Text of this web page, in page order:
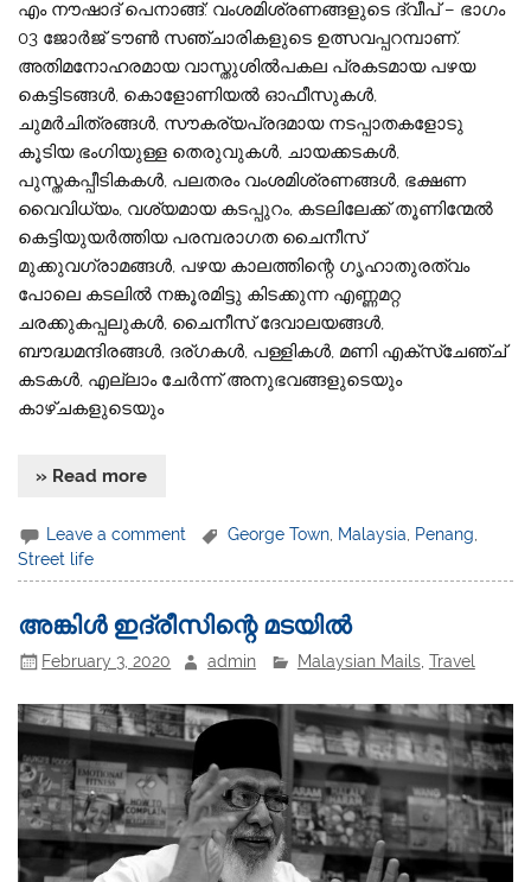
എം നൗഷാദ് പെനാങ്ങ്: വംശമിശ്രണങ്ങളുടെ ദ്വീപ് – ഭാഗം
03 ജോര്‍ജ് ടൗണ്‍ സഞ്ചാരികളുടെ ഉത്സവപ്പറമ്പാണ്.
അതിമനോഹരമായ വാസ്തുശില്‍പകല പ്രകടമായ പഴയ
കെട്ടിടങ്ങള്‍, കൊളോണിയല്‍ ഓഫീസുകള്‍,
ചുമര്‍ചിത്രങ്ങള്‍, സൗകര്യപ്രദമായ നടപ്പാതകളോടു
കൂടിയ ഭംഗിയുള്ള തെരുവുകള്‍, ചായക്കടകള്‍,
പുസ്തകപ്പീടികകള്‍, പലതരം വംശമിശ്രണങ്ങള്‍, ഭക്ഷണ
വൈവിധ്യം, വശ്യമായ കടപ്പുറം, കടലിലേക്ക് തൂണിന്മേല്‍
കെട്ടിയുയര്‍ത്തിയ പരമ്പരാഗത ചൈനീസ്
മുക്കുവഗ്രാമങ്ങള്‍, പഴയ കാലത്തിന്റെ ഗൃഹാതുരത്വം
പോലെ കടലില്‍ നങ്കൂരമിട്ടു കിടക്കുന്ന എണ്ണമറ്റ
ചരക്കുകപ്പലുകള്‍, ചൈനീസ് ദേവാലയങ്ങള്‍,
ബൗദ്ധമന്ദിരങ്ങള്‍, ദര്ഗകള്‍, പള്ളികള്‍, മണി എക്‌സ്‌ചേഞ്ച്
കടകള്‍, എല്ലാം ചേര്‍ന്ന് അനുഭവങ്ങളുടെയും
കാഴ്ചകളുടെയും
» Read more
Leave a comment George Town Malaysia Penang
Street life
അങ്കിൾ ഇദ്‌രീസിന്റെ മടയിൽ
February 3, 2020 admin Malaysian Mails, Travel